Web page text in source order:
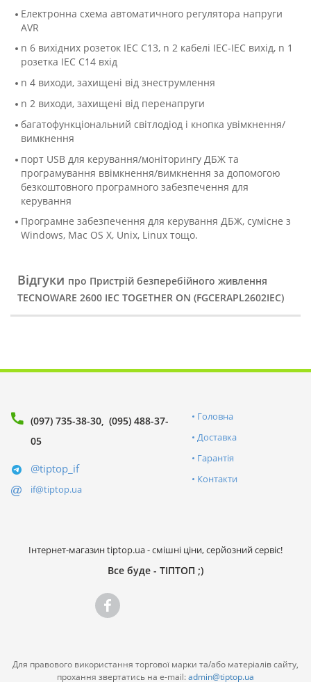
Електронна схема автоматичного регулятора напруги
AVR
n 6 вихідних розеток IEC C13, n 2 кабелі IEC-IEC вихід, n 1
розетка IEC C14 вхід
n 4 виходи, захищені від знеструмлення
n 2 виходи, захищені від перенапруги
багатофункціональний світлодіод і кнопка увімкнення/
вимкнення
порт USB для керування/моніторингу ДБЖ та
програмування ввімкнення/вимкнення за допомогою
безкоштовного програмного забезпечення для
керування
Програмне забезпечення для керування ДБЖ, сумісне з
Windows, Mac OS X, Unix, Linux тощо.
Відгуки про Пристрій безперебійного живлення
TECNOWARE 2600 IEC TOGETHER ON (FGCERAPL2602IEC)
(097) 735-38-30 (095) 488-37-
05
@tiptop_if
if@tiptop.ua
Головна
Доставка
Гарантія
Контакти
Інтернет-магазин tiptop.ua - смішні ціни, серйозний сервіс!
Все буде - ТІПТОП ;)
Для правового використання торгової марки та/або матеріалів сайту,
прохання звертатись на e-mail:admin@tiptop.ua